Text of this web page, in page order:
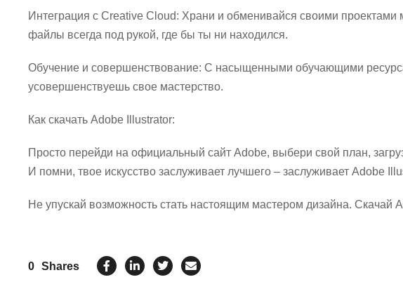
Интеграция с Creative Cloud: Храни и обменивайся своими
файлы всегда под рукой, где бы ты ни находился.
Обучение и совершенствование: С насыщенными обучающими
усовершенствуешь свое мастерство.
Как скачать Adobe Illustrator:
Просто перейди на официальный сайт Adobe, выбери свой план,
И помни, твое искусство заслуживает лучшего – заслуживает Adobe
Не упускай возможность стать настоящим мастером дизайна.
0 Shares